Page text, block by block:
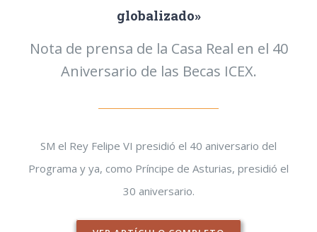
globalizado»
Nota de prensa de la Casa Real en el 40
Aniversario de las Becas ICEX.
SM el Rey Felipe VI presidió el 40 aniversario del
Programa y ya, como Príncipe de Asturias, presidió el
30 aniversario.